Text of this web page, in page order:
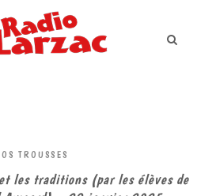
TROUSSES
les traditions (par les élèves de